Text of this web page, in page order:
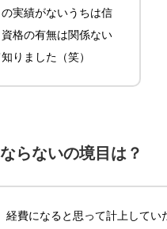
実績がないうちは信
格の有無は関係ない
りました（笑）
らないの境目は？
経費になると思って計上してい